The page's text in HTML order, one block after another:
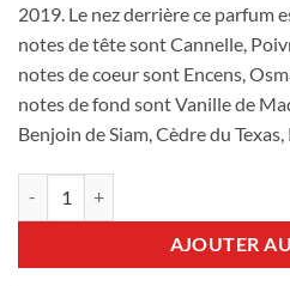
2019. Le nez derrière ce parfum
notes de tête sont Cannelle,
notes de coeur sont Encens,
notes de fond sont Vanille de
Benjoin de Siam, Cèdre du
AJOUTER